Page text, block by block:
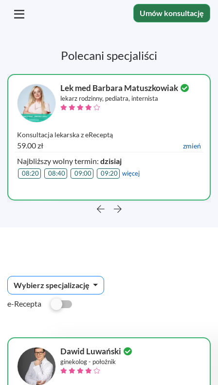
Umów konsultację
Polecani specjaliści
Lek med Barbara Matuszkowiak
lekarz rodzinny, pediatra, internista
Konsultacja lekarska z eReceptą
59.00 zł zmień
Najbliższy wolny termin: dzisiaj
08:20 08:40 09:00 09:20 więcej
Wybierz specjalizację
e-Recepta
Dawid Luwański
ginekolog - położnik